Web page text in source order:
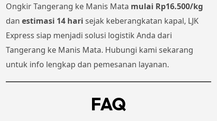
Ongkir Tangerang ke Manis Mata mulai Rp16.500/kg
dan estimasi 14 hari sejak keberangkatan kapal, LJK
Express siap menjadi solusi logistik Anda dari
Tangerang ke Manis Mata. Hubungi kami sekarang
untuk info lengkap dan pemesanan layanan.
FAQ